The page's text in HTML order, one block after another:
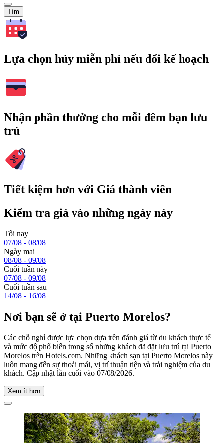
Tìm
Lựa chọn hủy miễn phí nếu đổi kế hoạch
Nhận phần thưởng cho mỗi đêm bạn lưu
trú
Tiết kiệm hơn với Giá thành viên
Kiểm tra giá vào những ngày này
Tối nay
07/08 - 08/08
Ngày mai
08/08 - 09/08
Cuối tuần này
07/08 - 09/08
Cuối tuần sau
14/08 - 16/08
Nơi bạn sẽ ở tại Puerto Morelos?
Các chỗ nghỉ được lựa chọn dựa trên đánh giá từ du khách thực tế
và mức độ phổ biến trong số những khách đã đặt lưu trú tại Puerto
Morelos trên Hotels.com. Những khách sạn tại Puerto Morelos này
luôn mang đến sự thoải mái, vị trí thuận tiện và trải nghiệm của du
khách. Cập nhật lần cuối vào 07/08/2026.
Xem ít hơn